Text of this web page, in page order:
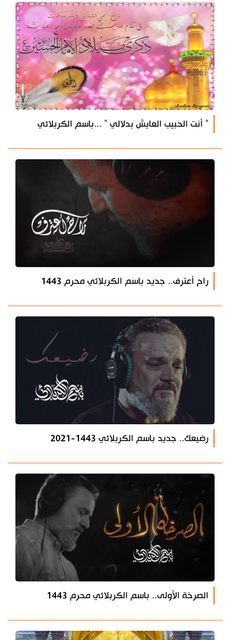
" أنت الحبيب العايش بدلالي " ...باسم الكربلائي
راح أعترف.. جديد باسم الكربلائي محرم 1443
رضيعك.. جديد باسم الكربلائي 1443-2021
الصرخة الأولى.. باسم الكربلائي محرم 1443